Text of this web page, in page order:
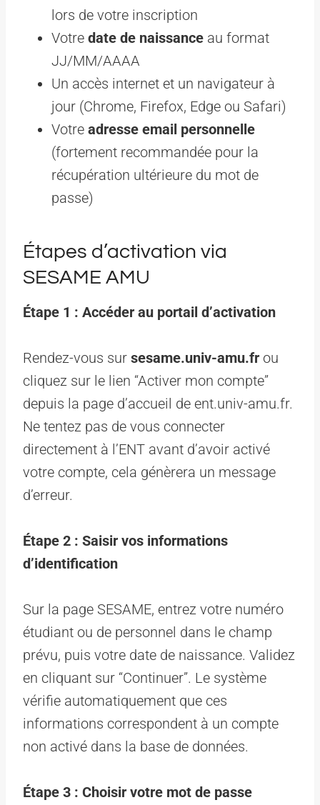
lors de votre inscription
Votre date de naissance au format
JJ/MM/AAAA
Un accès internet et un navigateur à
jour (Chrome, Firefox, Edge ou Safari)
Votre adresse email personnelle
(fortement recommandée pour la
récupération ultérieure du mot de
passe)
Étapes d’activation via
SESAME AMU
Étape 1 : Accéder au portail d’activation
Rendez-vous sur sesame.univ-amu.fr ou
cliquez sur le lien “Activer mon compte”
depuis la page d’accueil de ent.univ-amu.fr.
Ne tentez pas de vous connecter
directement à l’ENT avant d’avoir activé
votre compte, cela génèrera un message
d’erreur.
Étape 2 : Saisir vos informations
d’identification
Sur la page SESAME, entrez votre numéro
étudiant ou de personnel dans le champ
prévu, puis votre date de naissance. Validez
en cliquant sur “Continuer”. Le système
vérifie automatiquement que ces
informations correspondent à un compte
non activé dans la base de données.
Étape 3 : Choisir votre mot de passe